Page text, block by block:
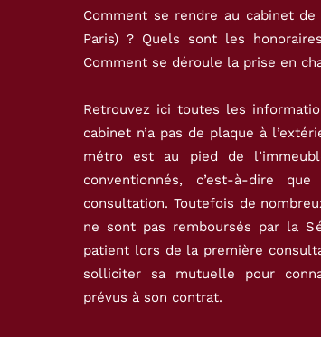
Comment se rendre au cabinet de
Paris) ? Quels sont les
Comment se déroule la prise en
Retrouvez ici toutes les
cabinet n’a pas de plaque à
métro est au pied de
conventionnés, c’est-à-dire
consultation. Toutefois de
ne sont pas remboursés par la
patient lors de la première
solliciter sa mutuelle pour
prévus à son contrat.